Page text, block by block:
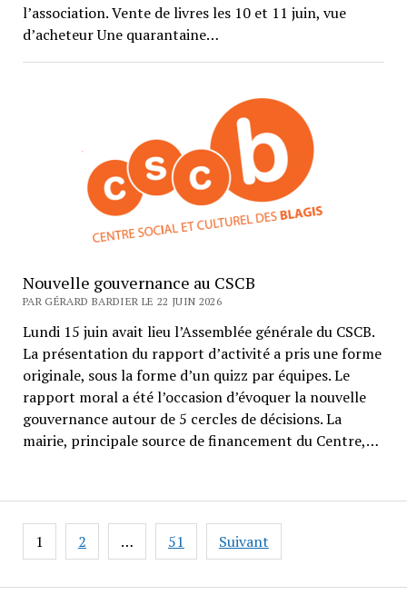
l’association. Vente de livres les 10 et 11 juin, vue
d’acheteur Une quarantaine…
Nouvelle gouvernance au CSCB
PAR GÉRARD BARDIER LE 22 JUIN 2026
Lundi 15 juin avait lieu l’Assemblée générale du CSCB.
La présentation du rapport d’activité a pris une forme
originale, sous la forme d’un quizz par équipes. Le
rapport moral a été l’occasion d’évoquer la nouvelle
gouvernance autour de 5 cercles de décisions. La
mairie, principale source de financement du Centre,…
Navigation
des
1 2 … 51 Suivant